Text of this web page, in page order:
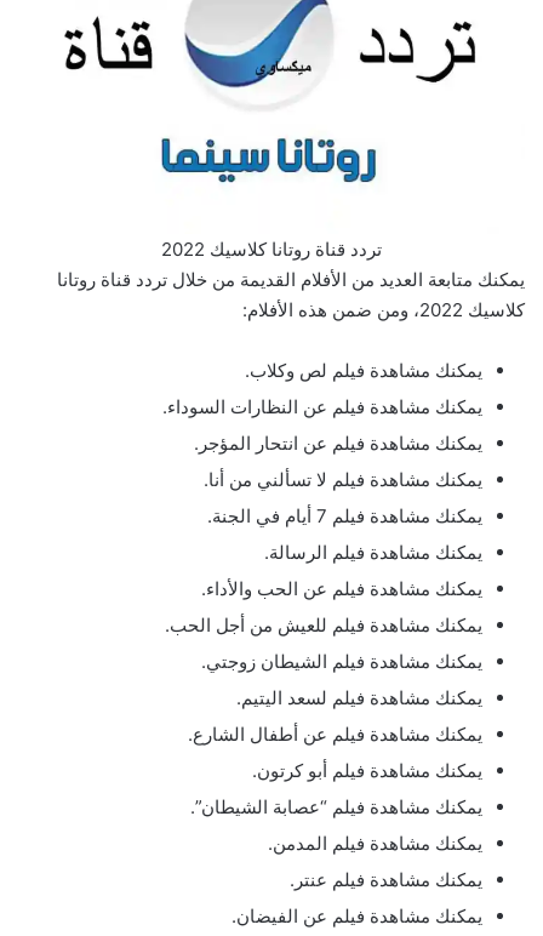
تردد قناة روتانا كلاسيك 2022
يمكنك متابعة العديد من الأفلام القديمة من خلال تردد قناة روتانا
كلاسيك 2022، ومن ضمن هذه الأفلام:
يمكنك مشاهدة فيلم لص وكلاب.
يمكنك مشاهدة فيلم عن النظارات السوداء.
يمكنك مشاهدة فيلم عن انتحار المؤجر.
يمكنك مشاهدة فيلم لا تسألني من أنا.
يمكنك مشاهدة فيلم 7 أيام في الجنة.
يمكنك مشاهدة فيلم الرسالة.
يمكنك مشاهدة فيلم عن الحب والأداء.
يمكنك مشاهدة فيلم للعيش من أجل الحب.
يمكنك مشاهدة فيلم الشيطان زوجتي.
يمكنك مشاهدة فيلم لسعد اليتيم.
يمكنك مشاهدة فيلم عن أطفال الشارع.
يمكنك مشاهدة فيلم أبو كرتون.
يمكنك مشاهدة فيلم “عصابة الشيطان”.
يمكنك مشاهدة فيلم المدمن.
يمكنك مشاهدة فيلم عنتر.
يمكنك مشاهدة فيلم عن الفيضان.